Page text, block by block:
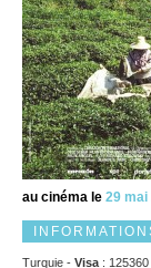
au cinéma le 29 mai
Turquie - Visa : 125360